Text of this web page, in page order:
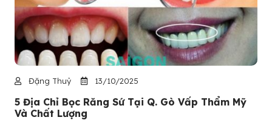
Đặng Thuỷ 13/10/2025
5 Địa Chỉ Bọc Răng Sứ Tại Q. Gò Vấp Thẩm Mỹ
Và Chất Lượng